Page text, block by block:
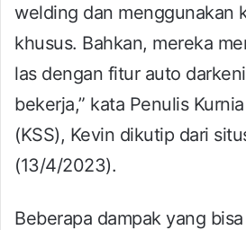
welding dan menggunakan
khusus. Bahkan, mereka
las dengan fitur auto
bekerja,” kata Penulis
(KSS), Kevin dikutip dari
(13/4/2023).
Beberapa dampak yang